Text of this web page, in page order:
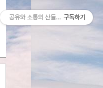
공유와 소통의 산들바람구독하기